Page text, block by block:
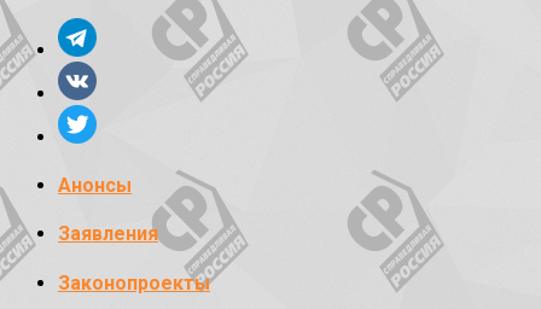
Анонсы
Заявления
Законопроекты